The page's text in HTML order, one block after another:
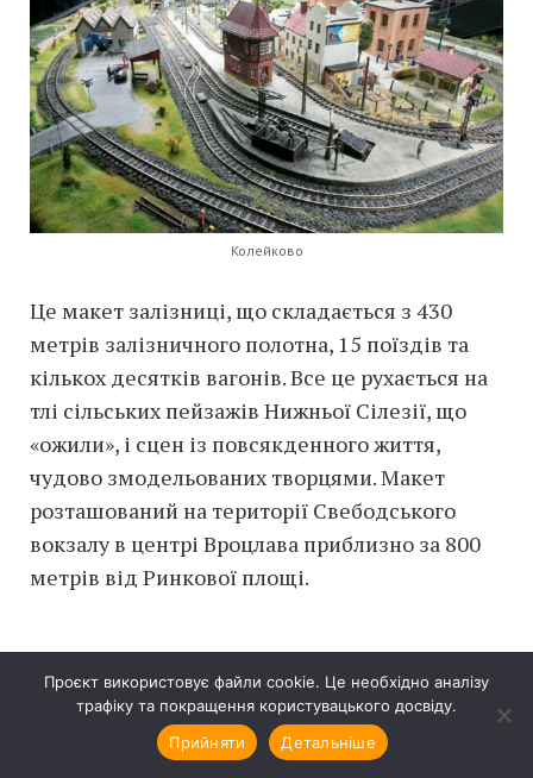
Колейково
Це макет залізниці, що складається з 430
метрів залізничного полотна, 15 поїздів та
кількох десятків вагонів. Все це рухається на
тлі сільських пейзажів Нижньої Сілезії, що
«ожили», і сцен із повсякденного життя,
чудово змодельованих творцями. Макет
розташований на території Свебодського
вокзалу в центрі Вроцлава приблизно за 800
метрів від Ринкової площі.
Гідрополіс
Проєкт використовує файли cookie. Це необхідно аналізу
трафіку та покращення користувацького досвіду.
Прийняти
Детальніше